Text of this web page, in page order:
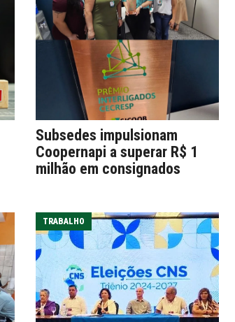
Subsedes impulsionam
Coopernapi a superar R$ 1
milhão em consignados
TRABALHO